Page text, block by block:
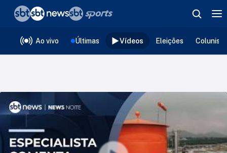
Ao vivo Últimas Vídeos Eleições
❮voltar
Editorias